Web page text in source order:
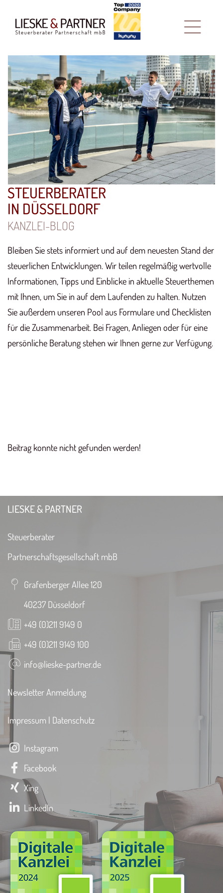
STEUERBERATER
IN DÜSSELDORF
KANZLEI-BLOG
Bleiben Sie stets informiert und auf dem neuesten Stand der
steuerlichen Entwicklungen. Wir teilen regelmäßig wertvolle
Informationen, Tipps und Einblicke in aktuelle Steuerthemen
mit Ihnen, um Sie in auf dem Laufenden zu halten. Nutzen
Sie außerdem unseren Pool aus Formulare und Checklisten
für die Zusammenarbeit. Bei Fragen, Anliegen oder für eine
persönliche Beratung stehen wir Ihnen gerne zur Verfügung.
Beitrag konnte nicht gefunden werden!
LIESKE & PARTNER
Steuerberater
Partnerschaftsgesellschaft mbB
Grafenberger Allee 120
40237 Düsseldorf
+49 (0)211 9149 0
+49 (0)211 9149 100
info@lieske-partner.de
Newsletter Anmeldung
Impressum | Datenschutz
Instagram
Facebook
Xing
LinkedIn